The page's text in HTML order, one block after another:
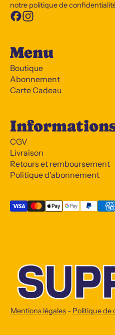
notre politique de
Menu
Boutique
Abonnement
Carte Cadeau
CGV
Livraison
Retours et remboursement
Politique d'abonnement
Mentions légales- Politique de